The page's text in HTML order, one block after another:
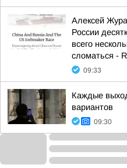
Алексей
России
всего
сломаться -
09:33
Каждые
вариантов
09:30